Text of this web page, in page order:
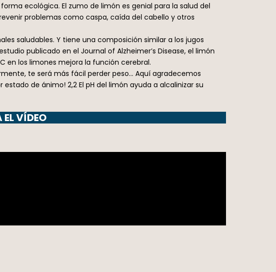
ecológica. El zumo de limón es genial para la salud del
problemas como caspa, caída del cabello y otros
saludables. Y tiene una composición similar a los jugos
publicado en el Journal of Alzheimer’s Disease, el limón
en los limones mejora la función cerebral.
te será más fácil perder peso… Aquí agradecemos
de ánimo! 2,2 El pH del limón ayuda a alcalinizar su
VÍDEO